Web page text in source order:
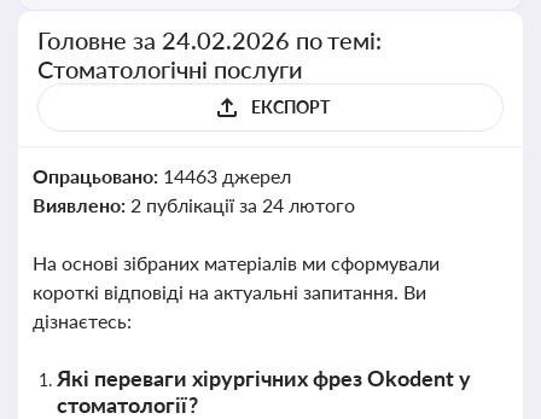
Головне за 24.02.2026 по темі:
Стоматологічні послуги
ЕКСПОРТ
Опрацьовано: 14463 джерел
Виявлено: 2 публікації за 24 лютого
На основі зібраних матеріалів ми сформували
короткі відповіді на актуальні запитання. Ви
дізнаєтесь:
Які переваги хірургічних фрез Okodent у
стоматології?